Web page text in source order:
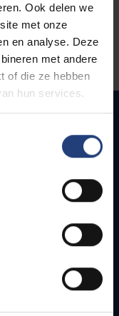
Ook delen we
met onze
en analyse. Deze
met andere
of die ze hebben
hun services.